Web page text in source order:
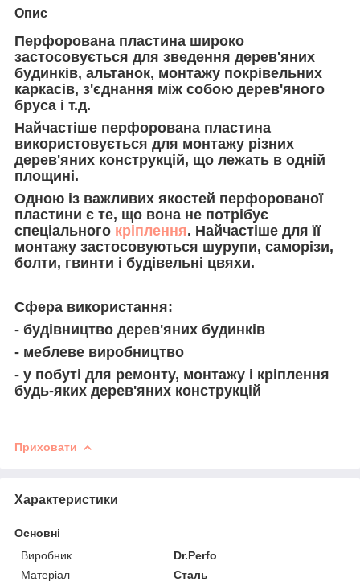
Опис
Перфорована пластина широко
застосовується для зведення дерев'яних
будинків, альтанок, монтажу покрівельних
каркасів, з'єднання між собою дерев'яного
бруса і т.д.
Найчастіше перфорована пластина
використовується для монтажу різних
дерев'яних конструкцій, що лежать в одній
площині.
Одною із важливих якостей перфорованої
пластини є те, що вона не потрібує
спеціального кріплення. Найчастіше для її
монтажу застосовуються шурупи, саморізи,
болти, гвинти і будівельні цвяхи.
Сфера використання:
- будівництво дерев'яних будинків
- меблеве виробництво
- у побуті для ремонту, монтажу і кріплення
будь-яких дерев'яних конструкцій
Приховати
Характеристики
Основні
Виробник
Dr.Perfo
Матеріал
Сталь